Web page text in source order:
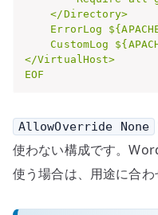
    </Directory>
ErrorLog
CustomLog
</VirtualHost>
EOF
AllowOverride None
使わない構成です。
使う場合は、用途に合わ